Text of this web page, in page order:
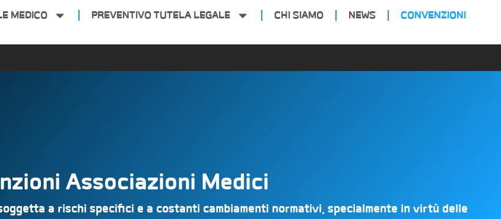
MEDICO PREVENTIVO TUTELA LEGALE CHI SIAMO NEWS CONVENZIONI
Associazioni Medici
a rischi specifici e a costanti cambiamenti normativi, specialmente in virtù delle